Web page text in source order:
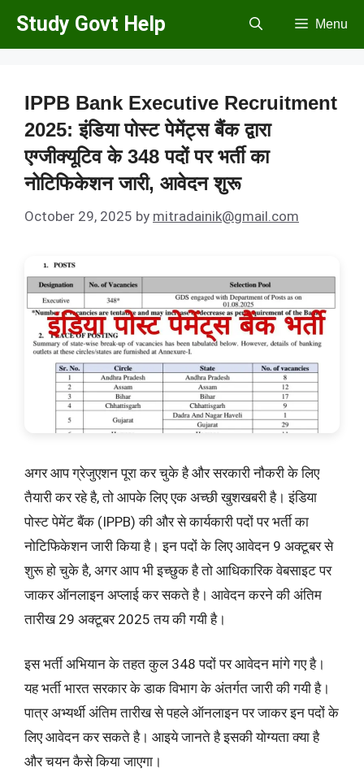
Skip
Study Govt Help Menu
IPPB Bank Executive Recruitment
2025: इंडिया पोस्ट पेमेंट्स बैंक द्वारा
एग्जीक्यूटिव के 348 पदों पर भर्ती का
नोटिफिकेशन जारी, आवेदन शुरू
October 29, 2025 by mitradainik@gmail.com
अगर आप ग्रेजुएशन पूरा कर चुके है और सरकारी नौकरी के लिए
तैयारी कर रहे है, तो आपके लिए एक अच्छी खुशखबरी है। इंडिया
पोस्ट पेमेंट बैंक (IPPB) की और से कार्यकारी पदों पर भर्ती का
नोटिफिकेशन जारी किया है। इन पदों के लिए आवेदन 9 अक्टूबर से
शुरू हो चुके है, अगर आप भी इच्छुक है तो आधिकारिक वेबसाइट पर
जाकर ऑनलाइन अप्लाई कर सकते है। आवेदन करने की अंतिम
तारीख 29 अक्टूबर 2025 तय की गयी है।
इस भर्ती अभियान के तहत कुल 348 पदों पर आवेदन मांगे गए है।
यह भर्ती भारत सरकार के डाक विभाग के अंतर्गत जारी की गयी है।
पात्र अभ्यर्थी अंतिम तारीख से पहले ऑनलाइन पर जाकर इन पदों के
लिए आवेदन कर सकते है। आइये जानते है इसकी योग्यता क्या है
और चयन कैसे किया जाएगा।